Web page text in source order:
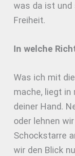
was da ist
Freiheit.
In welche
Was ich mit
mache, liegt in
deiner Hand.
oder lehnen
Schockstarre
wir den Blick